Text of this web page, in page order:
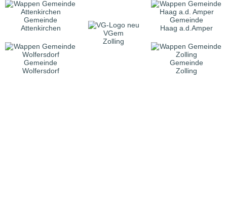
Gemeinde
Attenkirchen
VGem
Zolling
Gemeinde
Haag a.d.Amper
Gemeinde
Wolfersdorf
Gemeinde
Zolling